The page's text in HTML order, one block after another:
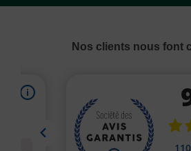
Nos clients nous font